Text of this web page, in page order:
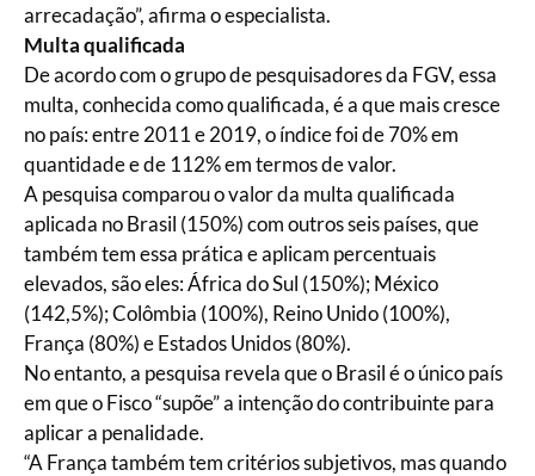
arrecadação”, afirma o especialista.
Multa qualificada
De acordo com o grupo de pesquisadores da FGV, essa
multa, conhecida como qualificada, é a que mais cresce
no país: entre 2011 e 2019, o índice foi de 70% em
quantidade e de 112% em termos de valor.
A pesquisa comparou o valor da multa qualificada
aplicada no Brasil (150%) com outros seis países, que
também tem essa prática e aplicam percentuais
elevados, são eles: África do Sul (150%); México
(142,5%); Colômbia (100%), Reino Unido (100%),
França (80%) e Estados Unidos (80%).
No entanto, a pesquisa revela que o Brasil é o único país
em que o Fisco “supõe” a intenção do contribuinte para
aplicar a penalidade.
“A França também tem critérios subjetivos, mas quando